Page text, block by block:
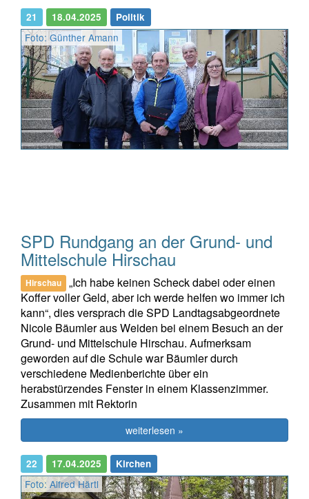
21 18.04.2025 Politik
Foto: Günther Amann
SPD Rundgang an der Grund- und
Mittelschule Hirschau
Hirschau
„Ich habe keinen Scheck dabei oder einen
Koffer voller Geld, aber ich werde helfen wo immer ich
kann“, dies versprach die SPD Landtagsabgeordnete
Nicole Bäumler aus Weiden bei einem Besuch an der
Grund- und Mittelschule Hirschau. Aufmerksam
geworden auf die Schule war Bäumler durch
verschiedene Medienberichte über ein
herabstürzendes Fenster in einem Klassenzimmer.
Zusammen mit Rektorin
weiterlesen »
22 17.04.2025 Kirchen
Foto: Alfred Härtl